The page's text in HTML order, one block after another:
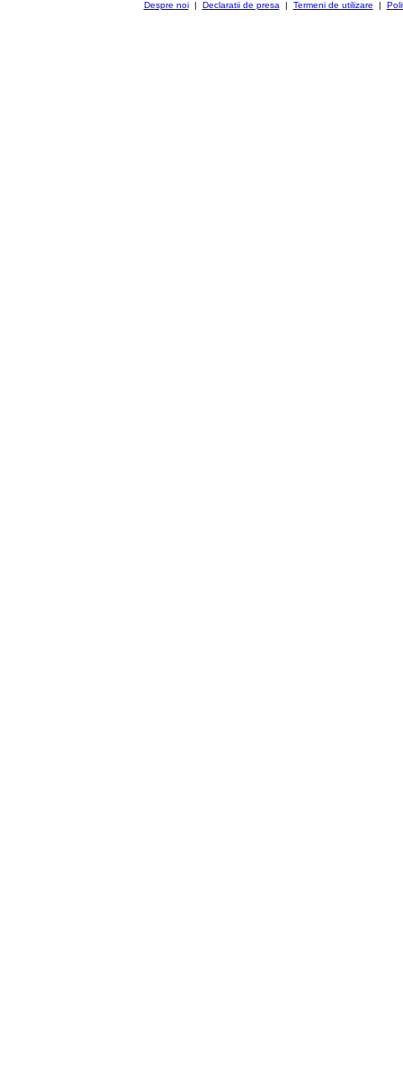
Despre noi| Declaratii de presa | Termeni de utilizare |